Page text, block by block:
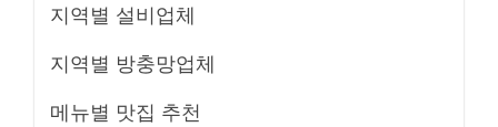
지역별 설비업체
지역별 방충망업체
메뉴별 맛집 추천